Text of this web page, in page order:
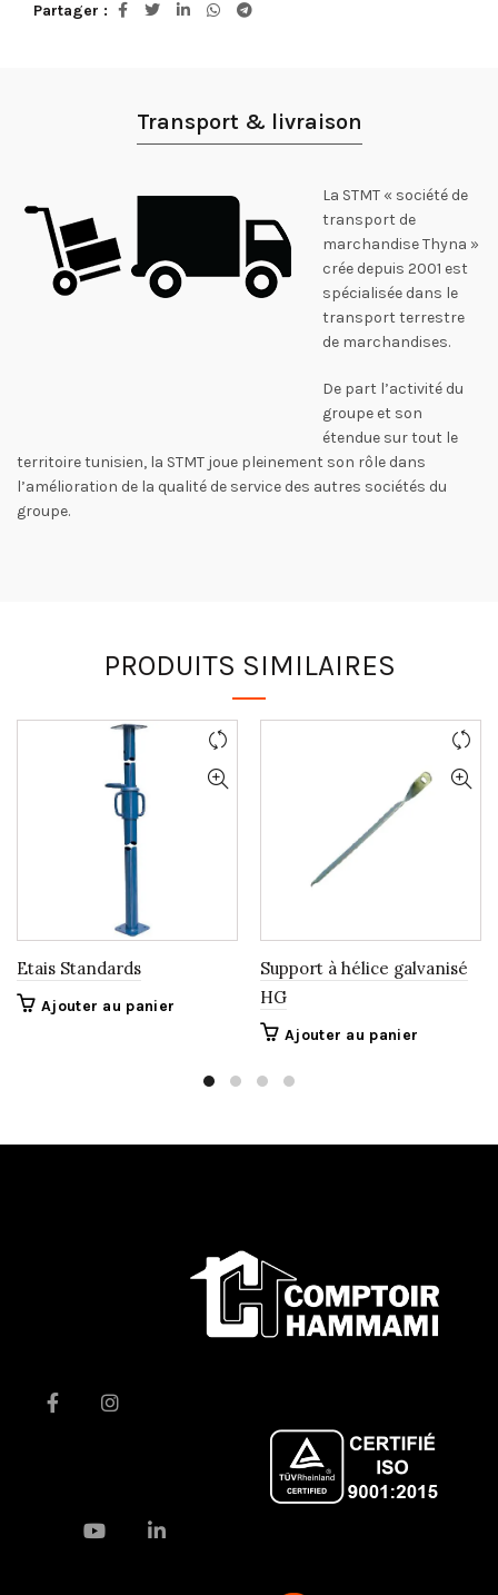
Partager
Transport & livraison
La STMT « société de
transport de
marchandise Thyna »
crée depuis 2001 est
spécialisée dans le
transport terrestre
de marchandises.
De part l’activité du
groupe et son
étendue sur tout le
territoire tunisien, la STMT joue pleinement son rôle dans
l’amélioration de la qualité de service des autres sociétés du
groupe.
PRODUITS SIMILAIRES
Etais Standards
Ajouter au panier
Support à hélice galvanisé
HG
Ajouter au panier